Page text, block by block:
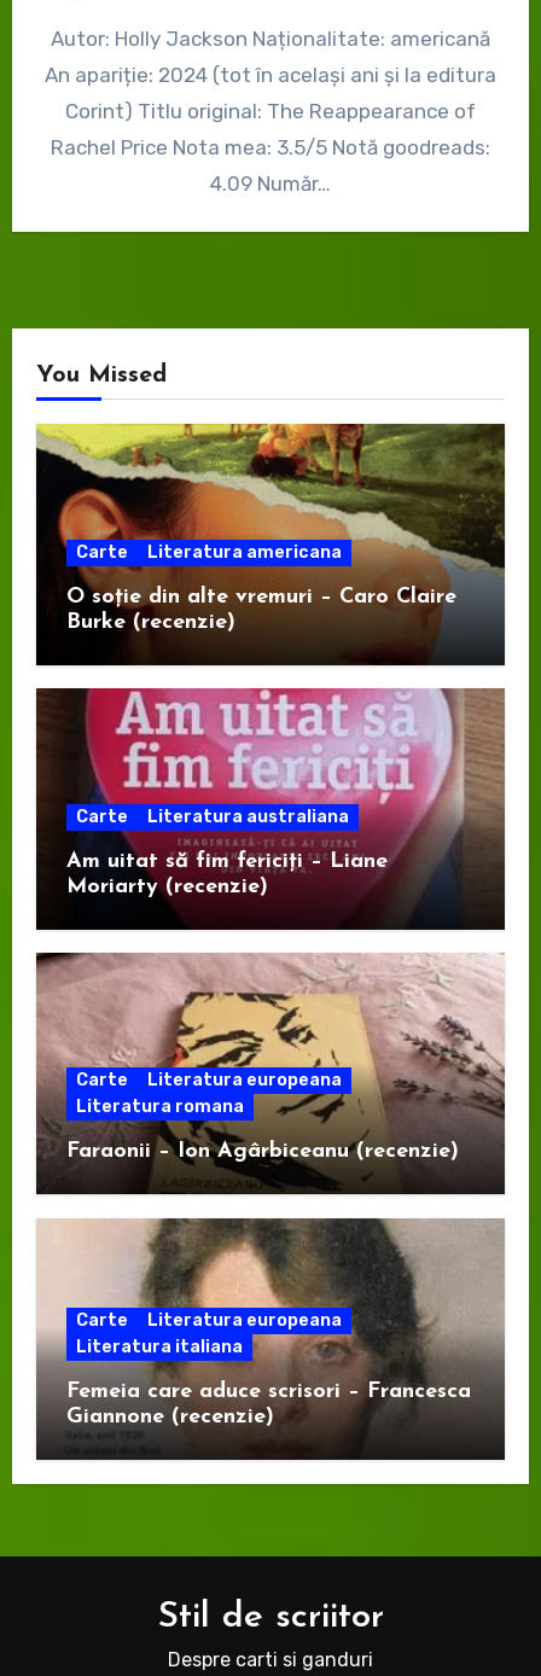
Autor: Holly Jackson Naționalitate: americană
An apariție: 2024 (tot în același ani și la editura
Corint) Titlu original: The Reappearance of
Rachel Price Nota mea: 3.5/5 Notă goodreads:
4.09 Număr…
You Missed
Carte Literatura americana
O soție din alte vremuri – Caro Claire
Burke (recenzie)
Carte Literatura australiana
Am uitat să fim fericiți – Liane
Moriarty (recenzie)
Carte
Literatura europeana
Literatura romana
Faraonii – Ion Agârbiceanu (recenzie)
Carte
Literatura europeana
Literatura italiana
Femeia care aduce scrisori – Francesca
Giannone (recenzie)
Stil de scriitor
Despre carti si ganduri